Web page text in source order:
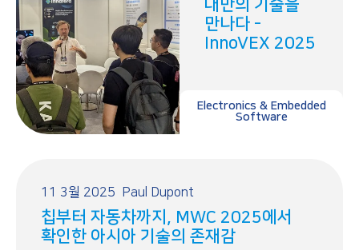
대만의 기술을
만나다 -
InnoVEX 2025
Electronics & Embedded
Software
11 3월 2025 Paul Dupont
칩부터 자동차까지, MWC 2025에서
확인한 아시아 기술의 존재감